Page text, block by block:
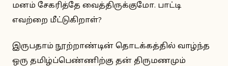
மனம் சேகரித்தே வைத்திருக்குமோ. பாட்டி
எவற்றை மீட்டுகிறாள்?
இருபதாம் நூற்றாண்டின் தொடக்கத்தில் வாழ்ந்த
ஒரு தமிழ்ப்பெண்ணிற்கு தன் திருமணமும்